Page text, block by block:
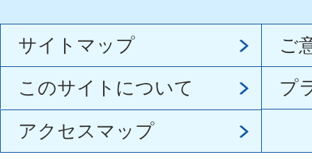
サイトマップ
ご
このサイトについて
プ
アクセスマップ